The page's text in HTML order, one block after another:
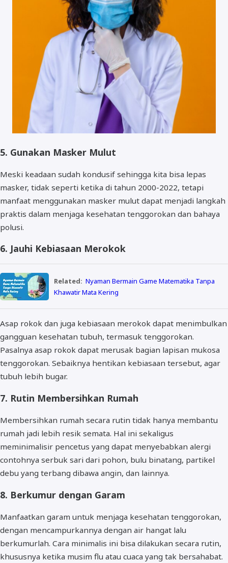
5. Gunakan Masker Mulut
Meski keadaan sudah kondusif sehingga kita bisa lepas
masker, tidak seperti ketika di tahun 2000-2022, tetapi
manfaat menggunakan masker mulut dapat menjadi langkah
praktis dalam menjaga kesehatan tenggorokan dan bahaya
polusi.
6. Jauhi Kebiasaan Merokok
Related: Nyaman Bermain Game Matematika Tanpa
Khawatir Mata Kering
Asap rokok dan juga kebiasaan merokok dapat menimbulkan
gangguan kesehatan tubuh, termasuk tenggorokan.
Pasalnya asap rokok dapat merusak bagian lapisan mukosa
tenggorokan. Sebaiknya hentikan kebiasaan tersebut, agar
tubuh lebih bugar.
7. Rutin Membersihkan Rumah
Membersihkan rumah secara rutin tidak hanya membantu
rumah jadi lebih resik semata. Hal ini sekaligus
meminimalisir pencetus yang dapat menyebabkan alergi
contohnya serbuk sari dari pohon, bulu binatang, partikel
debu yang terbang dibawa angin, dan lainnya.
8. Berkumur dengan Garam
Manfaatkan garam untuk menjaga kesehatan tenggorokan,
dengan mencampurkannya dengan air hangat lalu
berkumurlah. Cara minimalis ini bisa dilakukan secara rutin,
khususnya ketika musim flu atau cuaca yang tak bersahabat.